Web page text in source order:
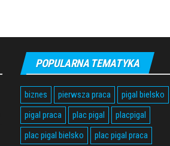
POPULARNA TEMATYKA
biznes pierwsza praca
pigal bielsko
pigal praca
plac pigal
placpigal
plac pigal bielsko
plac pigal praca